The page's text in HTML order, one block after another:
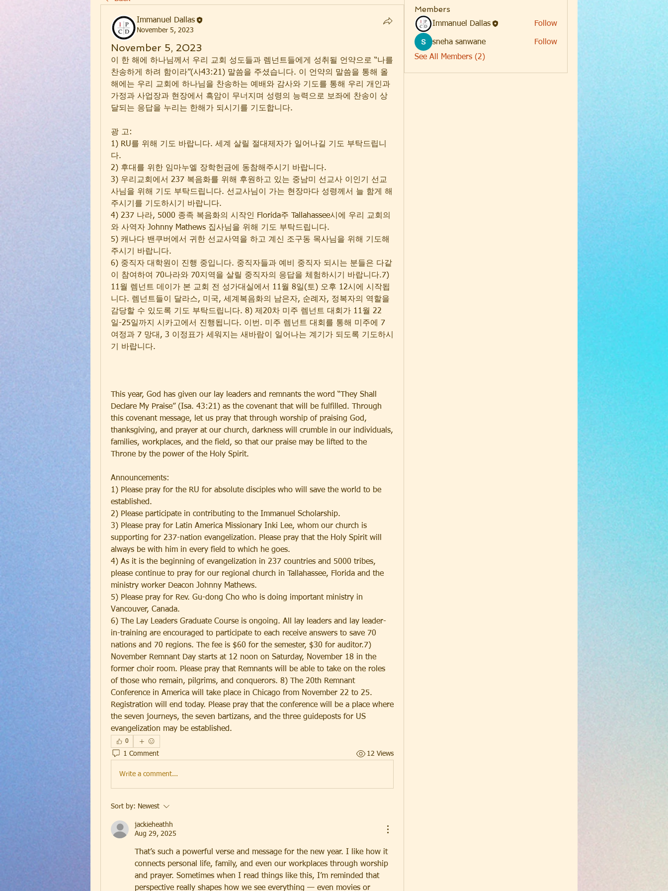
Immanuel Dallas
November 5, 2023
November 5, 2023
이 한 해에 하나님께서 우리 교회 성도들과 렘넌트들에게 성취될 언약으로 “나를
찬송하게 하려 함이라”(사43:21) 말씀을 주셨습니다. 이 언약의 말씀을 통해 올
해에는 우리 교회에 하나님을 찬송하는 예배와 감사와 기도를 통해 우리 개인과
가정과 사업장과 현장에서 흑암이 무너지며 성령의 능력으로 보좌에 찬송이 상
달되는 응답을 누리는 한해가 되시기를 기도합니다.
광 고:
1) RU를 위해 기도 바랍니다. 세계 살릴 절대제자가 일어나길 기도 부탁드립니
다.
2) 후대를 위한 임마누엘 장학헌금에 동참해주시기 바랍니다.
3) 우리교회에서 237 복음화를 위해 후원하고 있는 중남미 선교사 이인기 선교
사님을 위해 기도 부탁드립니다. 선교사님이 가는 현장마다 성령께서 늘 함게 해
주시기를 기도하시기 바랍니다.
4) 237 나라, 5000 종족 복음화의 시작인 Florida주 Tallahassee시에 우리 교회의
와 사역자 Johnny Mathews 집사님을 위해 기도 부탁드립니다.
5) 캐나다 밴쿠버에서 귀한 선교사역을 하고 계신 조구동 목사님을 위해 기도해
주시기 바랍니다.
6) 중직자 대학원이 진행 중입니다. 중직자들과 예비 중직자 되시는 분들은 다같
이 참여하여 70나라와 70지역을 살릴 중직자의 응답을 체험하시기 바랍니다.7)
11월 렘넌트 데이가 본 교회 전 성가대실에서 11월 8일(토) 오후 12시에 시작됩
니다. 렘넌트들이 달라스, 미국, 세계복음화의 남은자, 순례자, 정복자의 역할을
감당할 수 있도록 기도 부탁드립니다. 8) 제20차 미주 렘넌트 대회가 11월 22
일-25일까지 시카고에서 진행됩니다. 이번. 미주 렘넌트 대회를 통해 미주에 7
여정과 7 망대, 3 이정표가 세워지는 새바람이 일어나는 계기가 되도록 기도하시
기 바랍니다.
This year, God has given our lay leaders and remnants the word “They Shall
Declare My Praise” (Isa. 43:21) as the covenant that will be fulfilled. Through
this covenant message, let us pray that through worship of praising God,
thanksgiving, and prayer at our church, darkness will crumble in our individuals,
families, workplaces, and the field, so that our praise may be lifted to the
Throne by the power of the Holy Spirit.
Announcements:
1) Please pray for the RU for absolute disciples who will save the world to be
established.
2) Please participate in contributing to the Immanuel Scholarship.
3) Please pray for Latin America Missionary Inki Lee, whom our church is
supporting for 237-nation evangelization. Please pray that the Holy Spirit will
always be with him in every field to which he goes.
4) As it is the beginning of evangelization in 237 countries and 5000 tribes,
please continue to pray for our regional church in Tallahassee, Florida and the
ministry worker Deacon Johnny Mathews.
5) Please pray for Rev. Gu-dong Cho who is doing important ministry in
Vancouver, Canada.
6) The Lay Leaders Graduate Course is ongoing. All lay leaders and lay leader-
in-training are encouraged to participate to each receive answers to save 70
nations and 70 regions. The fee is $60 for the semester, $30 for auditor.7)
November Remnant Day starts at 12 noon on Saturday, November 18 in the
former choir room. Please pray that Remnants will be able to take on the roles
of those who remain, pilgrims, and conquerors. 8) The 20th Remnant
Conference in America will take place in Chicago from November 22 to 25.
Registration will end today. Please pray that the conference will be a place where
the seven journeys, the seven bartizans, and the three guideposts for US
evangelization may be established.
0
1 Comment 12 Views
Write a comment...
Sort by: Newest
jackieheathh
Aug 29, 2025
That’s such a powerful verse and message for the new year. I like how it
connects personal life, family, and even our workplaces through worship
and prayer. Sometimes when I read things like this, I’m reminded that
perspective really shapes how we see everything — even movies or
Members
Immanuel Dallas Follow
sneha sanwane
Follow
See All Members (2)